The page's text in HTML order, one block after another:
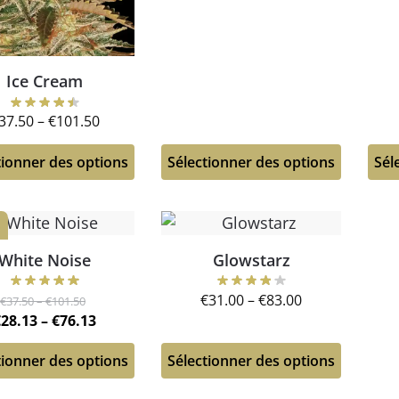
Ice Cream
–€101.50
des options Sélectionner des options
Noise
€37.50–€101.50
28.13–€76.13
des options
Glowstarz
€31.00–€83.00
Sélectionner des options